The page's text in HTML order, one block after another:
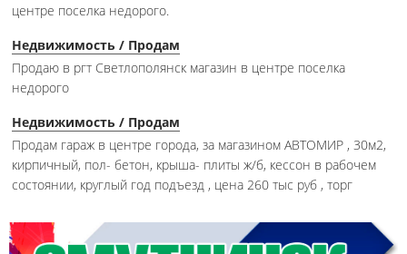
центре поселка недорого.
Недвижимость / Продам
Продаю в ргт Светлополянск магазин в центре поселка
недорого
Недвижимость / Продам
Продам гараж в центре города, за магазином АВТОМИР , 30м2,
кирпичный, пол- бетон, крыша- плиты ж/б, кессон в рабочем
состоянии, круглый год подъезд , цена 260 тыс руб , торг